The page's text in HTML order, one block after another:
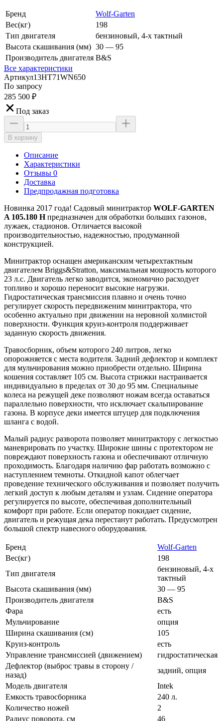
Бренд
Wolf-Garten
Вес(кг)
198
Тип двигателя
бензиновый, 4-х тактный
Высота скашивания (мм) 30 — 95
Производитель двигателя B&S
Все характеристики
Артикул13HT71WN650
По запросу
285 500 ₽
Под заказ
В корзину
Описание
Характеристики
Отзывы 0
Доставка
Предпродажная подготовка
Новинка 2017 года! Садовый минитрактор WOLF-GARTEN
A 105.180 Hпредназначен для обработки больших газонов,
лужаек, стадионов. Отличается высокой
производительностью, надежностью, продуманной
конструкцией.
Минитрактор оснащен американским четырехтактным
двигателем Briggs&Stratton, максимальная мощность которого
23 л.с. Двигатель легко заводится, экономично расходует
топливо и хорошо переносит высокие нагрузки.
Гидростатическая трансмиссия плавно и очень точно
регулирует скорость передвиженим минитрактора, что
особенно актуально при движении на неровной холмистой
поверхности. Функция круиз-контроля поддерживает
заданную скорость движения.
Травосборник, объем которого 240 литров, легко
опорожняется с места водителя. Задний дефлектор и комплект
для мульчирования можно приобрести отдельно. Ширина
кошения составляет 105 см. Высота стрижки настраивается
индивидуально в пределах от 30 до 95 мм. Специальные
колеса на режущей деке позволяют ножам всегда оставаться
параллельно поверхности, что исключает скальпирование
газона. В корпусе деки имеется штуцер для подключения
шланга с водой.
Малый радиус разворота позволяет минитрактору с легкостью
маневрировать по участку. Широкие шины с протектором не
повреждают поверхность газона и обеспечивают отличную
проходимость. Благодаря наличию фар работать возможно с
наступлением темноты. Откидной капот облегчает
проведение технического обслуживания и позволяет получить
легкий доступ к любым деталям и узлам. Сидение оператора
регулируется по высоте, обеспечивая дополнительный
комфорт при работе. Если оператор покидает сидение,
двигатель и режущая дека перестанут работать. Предусмотрен
большой спектр навесного оборудования.
Бренд
Wolf-Garten
Вес(кг)
198
Тип двигателя
бензиновый, 4-х
тактный
Высота скашивания (мм)
30 — 95
Производитель двигателя
B&S
Фара
есть
Мульчирование
опция
Ширина скашивания (см)
105
Круиз-контроль
есть
Управление трансмиссией (движением)
гидростатическая
Дефлектор (выброс травы в сторону /
назад)
задний, опция
Модель двигателя
Intek
Емкость травосборника
240 л.
Количество ножей
2
Радиус поворота, см
46